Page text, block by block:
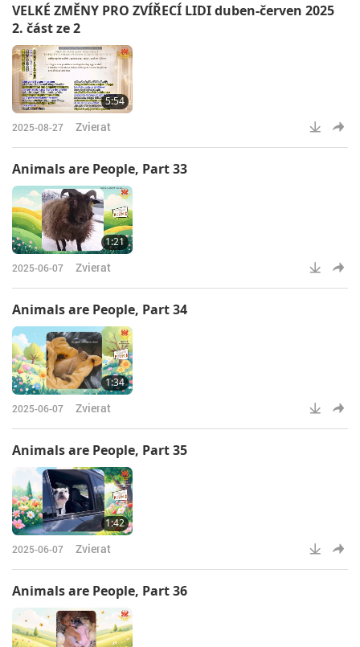
VELKÉ ZMĚNY PRO ZVÍŘECÍ LIDI duben-červen 2025
2. část ze 2
5:54
2025-08-27 Zvierat
Animals are People, Part 33
1:21
2025-06-07 Zvierat
Animals are People, Part 34
1:34
2025-06-07 Zvierat
Animals are People, Part 35
1:42
2025-06-07 Zvierat
Animals are People, Part 36